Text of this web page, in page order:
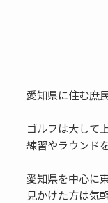
愛知県に住む庶
ゴルフは大して
練習やラウンド
愛知県を中心に
見かけた方は気